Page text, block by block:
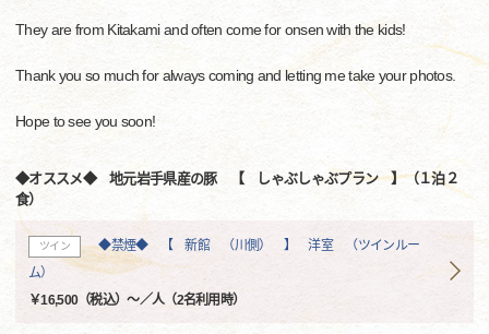
They are from Kitakami and often come for onsen with the kids!
Thank you so much for always coming and letting me take your photos.
Hope to see you soon!
◆オススメ◆ 地元岩手県産の豚 【 しゃぶしゃぶプラン 】（１泊２
食）
ツイン
◆禁煙◆ 【 新館 （川側） 】 洋室 （ツインルー
ム）
￥16,500（税込）～／人（2名利用時）